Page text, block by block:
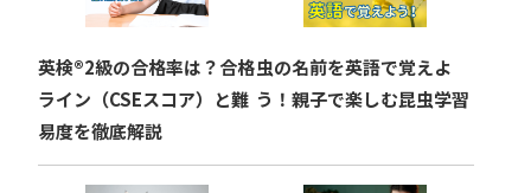
ョ
ン
英検®︎2級の合格率は？合格
ライン（CSEスコア）と難
易度を徹底解説
虫の名前を英語で覚えよ
う！親子で楽しむ昆虫学習